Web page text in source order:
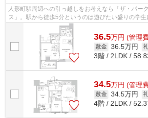
人形町駅周辺への引っ越しをお考えなら「ザ・パー
ス」。駅から徒歩5分というのは遊びたい盛りの学生
らの物件にはエレベーターが付いていま...
36.5万円 (管理
敷金 36.5万円
3階 / 2LDK /
34.5万円 (管理
敷金 34.5万円
4階 / 2LDK /